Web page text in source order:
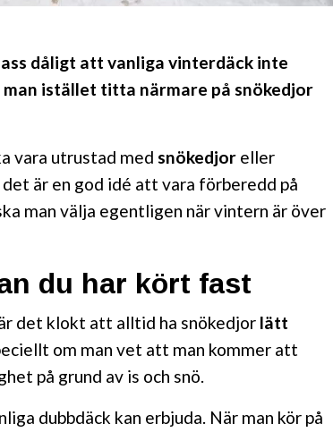
dåligt att vanliga vinterdäck inte
istället titta närmare på snökedjor
vara utrustad med snökedjor eller
är en god idé att vara förberedd på
man välja egentligen när vintern är över
du har kört fast
det klokt att alltid ha snökedjor lätt
om man vet att man kommer att
på grund av is och snö.
dubbdäck kan erbjuda. När man kör på